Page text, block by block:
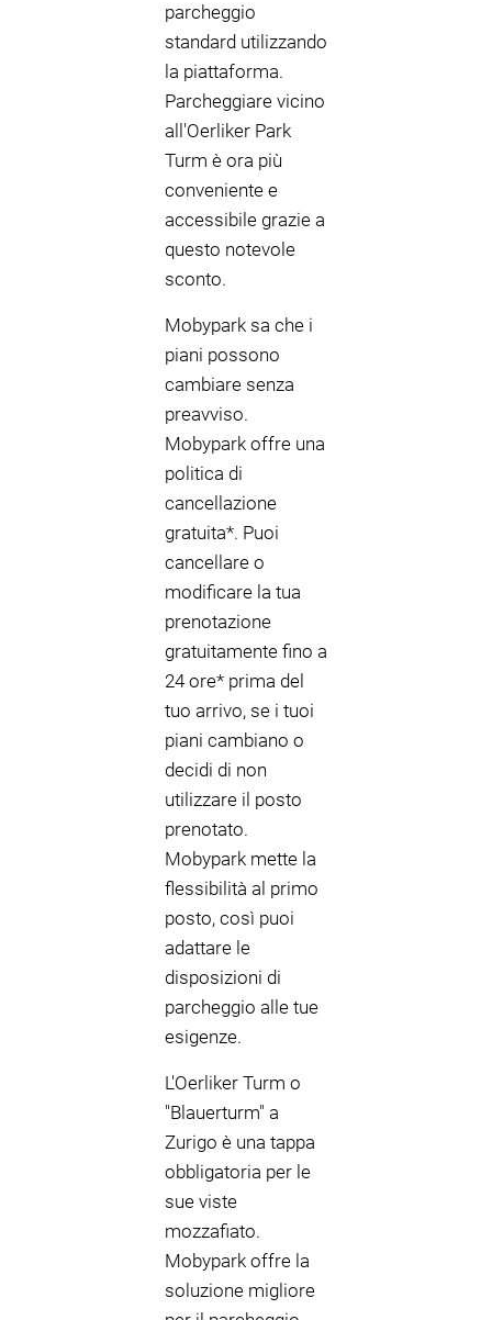
parcheggio
standard utilizzando
la piattaforma.
Parcheggiare vicino
all'Oerliker Park
Turm è ora più
conveniente e
accessibile grazie a
questo notevole
sconto.
Mobypark sa che i
piani possono
cambiare senza
preavviso.
Mobypark offre una
politica di
cancellazione
gratuita*. Puoi
cancellare o
modificare la tua
prenotazione
gratuitamente fino a
24 ore* prima del
tuo arrivo, se i tuoi
piani cambiano o
decidi di non
utilizzare il posto
prenotato.
Mobypark mette la
flessibilità al primo
posto, così puoi
adattare le
disposizioni di
parcheggio alle tue
esigenze.
L'Oerliker Turm o
"Blauerturm" a
Zurigo è una tappa
obbligatoria per le
sue viste
mozzafiato.
Mobypark offre la
soluzione migliore